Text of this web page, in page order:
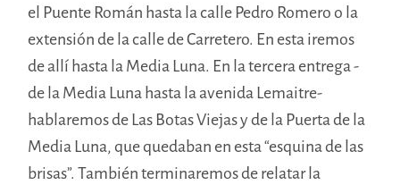
el Puente Román hasta la calle Pedro Romero o la
extensión de la calle de Carretero. En esta iremos
de allí hasta la Media Luna. En la tercera entrega -
de la Media Luna hasta la avenida Lemaitre-
hablaremos de Las Botas Viejas y de la Puerta de la
Media Luna, que quedaban en esta “esquina de las
brisas”. También terminaremos de relatar la